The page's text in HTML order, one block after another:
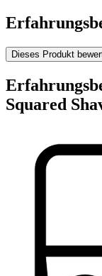
Dieses Produkt
Squared